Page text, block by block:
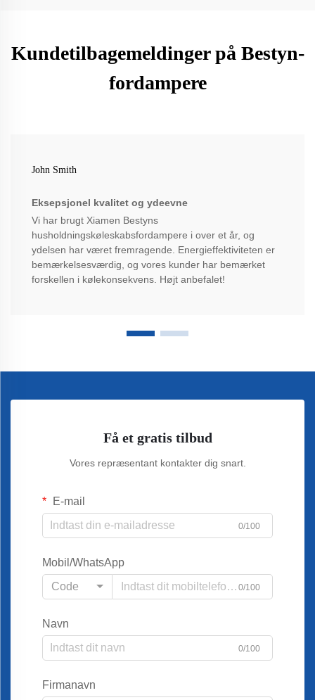
Kundetilbagemeldinger på Bestyn-
fordampere
John Smith
Eksepsjonel kvalitet og ydeevne
Vi har brugt Xiamen Bestyns
husholdningskøleskabsfordampere i over et år, og
ydelsen har været fremragende. Energieffektiviteten er
bemærkelsesværdig, og vores kunder har bemærket
forskellen i kølekonsekvens. Højt anbefalet!
Få et gratis tilbud
Vores repræsentant kontakter dig snart.
E-mail
0/100
Mobil/WhatsApp
Code
0/100
Navn
0/100
Firmanavn